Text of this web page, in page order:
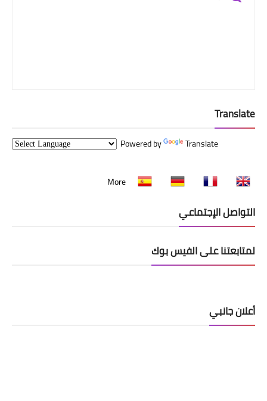
Translate
Powered by Translate
More
التواصل الإجتماعي
لمتابعتنا على الفيس بوك
أعلان جانبي